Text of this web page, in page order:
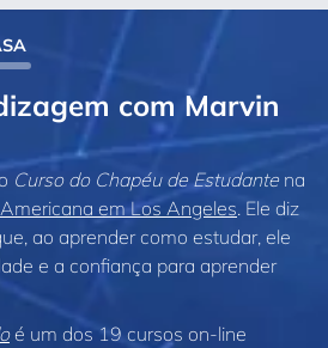
com Marvin
Curso do Chapéu de Estudante na
em Los Angeles. Ele diz
ao aprender como estudar, ele
e a confiança para aprender
é um dos 19 cursos on‑line